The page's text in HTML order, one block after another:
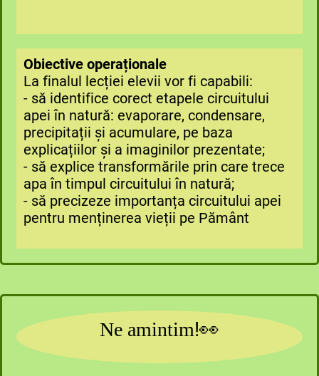
Obiective operaționale
La finalul lecției elevii vor fi capabili:
- să identifice corect etapele circuitului
apei în natură: evaporare, condensare,
precipitații și acumulare, pe baza
explicațiilor și a imaginilor prezentate;
- să explice transformările prin care trece
apa în timpul circuitului în natură;
- să precizeze importanța circuitului apei
pentru menținerea vieții pe Pământ
Ne amintim!👀